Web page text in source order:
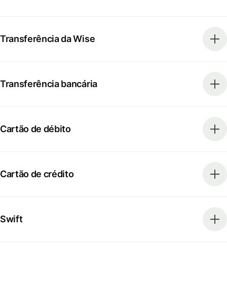
Transferência da Wise
Transferência bancária
Cartão de débito
Cartão de crédito
Swift